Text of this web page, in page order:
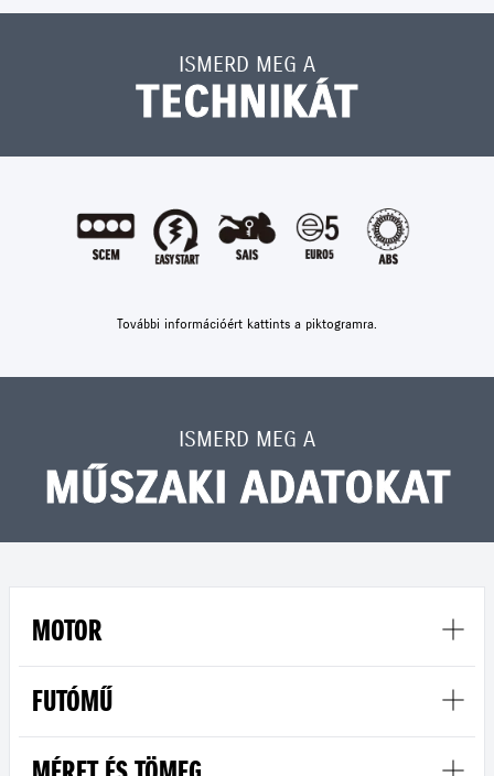
ISMERD MEG A
TECHNIKÁT
További információért kattints a piktogramra.
ISMERD MEG A
MŰSZAKI ADATOKAT
MOTOR
FUTÓMŰ